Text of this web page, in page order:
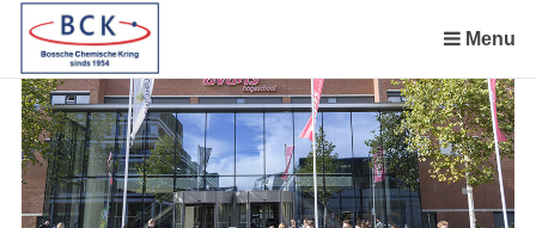
Sla
links
over
Spring
naar
de
inhoud
Spring
Menu